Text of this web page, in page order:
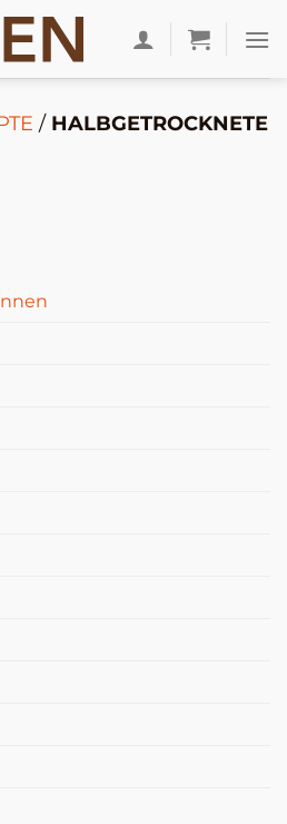
/ HALBGETROCKNETE